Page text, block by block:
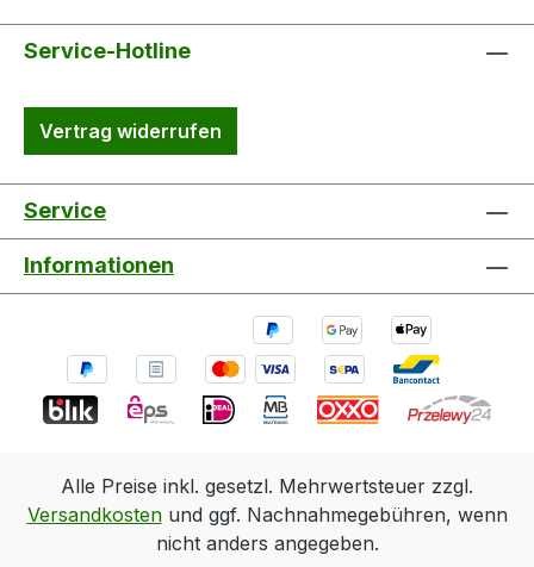
Service-Hotline
Vertrag widerrufen
Service
Informationen
Alle Preise inkl. gesetzl. Mehrwertsteuer zzgl.
Versandkostenund ggf. Nachnahmegebühren, wenn
nicht anders angegeben.